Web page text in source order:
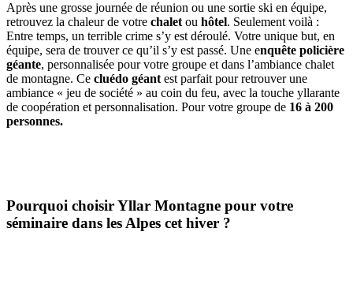
Après une grosse journée de réunion ou une sortie ski en équipe,
retrouvez la chaleur de votre chalet ou hôtel. Seulement voilà :
Entre temps, un terrible crime s’y est déroulé. Votre unique but, en
équipe, sera de trouver ce qu’il s’y est passé. Une enquête policière
géante, personnalisée pour votre groupe et dans l’ambiance chalet
de montagne. Ce cluédo géant est parfait pour retrouver une
ambiance « jeu de société » au coin du feu, avec la touche yllarante
de coopération et personnalisation. Pour votre groupe de 16 à 200
personnes.
Pourquoi choisir Yllar Montagne pour votre
séminaire dans les Alpes cet hiver ?